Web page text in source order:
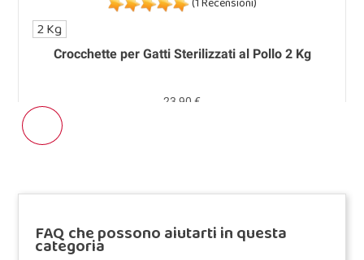
Crocchette per Gatti Sterilizzati al Pollo 2 Kg
23,90 €
2 Kg
FAQ che possono aiutarti in questa
categoria